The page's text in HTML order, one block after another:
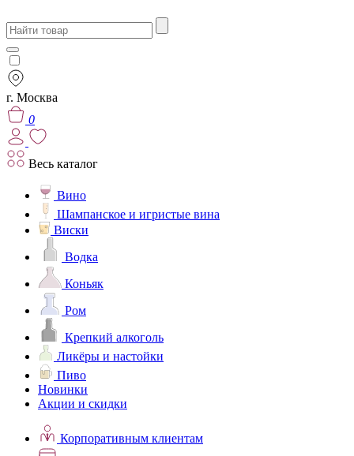
г. Москва
0
Весь каталог
Вино
Шампанское и игристые вина
Виски
Водка
Коньяк
Ром
Крепкий алкоголь
Ликёры и настойки
Пиво
Новинки
Акции и скидки
Корпоративным клиентам